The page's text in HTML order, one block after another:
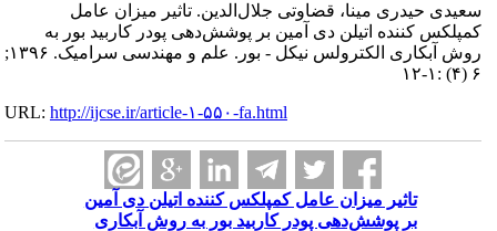
سعیدی حیدری مینا، قضاوتی جلال‌الدین. تاثیر میزان عامل
کمپلکس کننده اتیلن دی آمین بر پوشش‌دهی پودر کاربید بور به
روش آبکاری الکترولس نیکل - بور. علم و مهندسی سرامیک. ۱۳۹۶;
URL:http://ijcse.ir/article-۱-۵۵۰-fa.html
تاثیر میزان عامل کمپلکس کننده اتیلن دی آمین
بر پوشش‌دهی پودر کاربید بور به روش آبکاری